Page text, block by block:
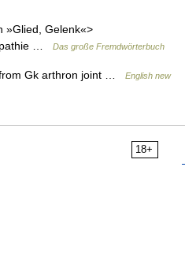
»Glied, Gelenk«>
…
Das große Fremdwörterbuch
Gk arthron joint …
English new
18+